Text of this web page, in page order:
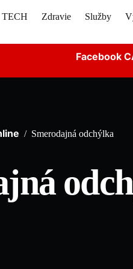
TECH Zdravie Služby
Facebook
/ Smerodajná odchýlka